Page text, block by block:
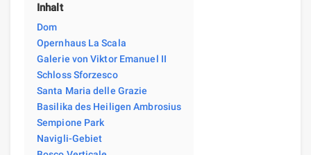
Inhalt
Dom
Opernhaus La Scala
Galerie von Viktor Emanuel II
Schloss Sforzesco
Santa Maria delle Grazie
Basilika des Heiligen Ambrosius
Sempione Park
Navigli-Gebiet